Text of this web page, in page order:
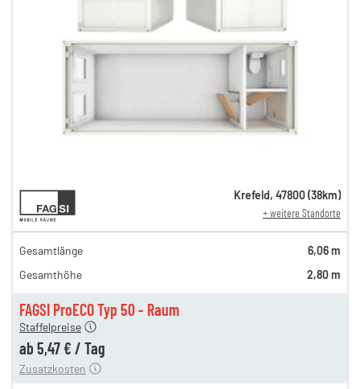
FAGSI ProECO Typ 50 - Raum
10,31 €
10,31 €
9,24 €
6,74 €
5,64 €
Staffelpreise
ab 5,47 € / Tag
180,00 €
110,00 €
Zusatzkosten
Krefeld, 47800(38km)
+ weitere Standorte
Gesamtlänge
6,06 m
Gesamthöhe
2,80 m